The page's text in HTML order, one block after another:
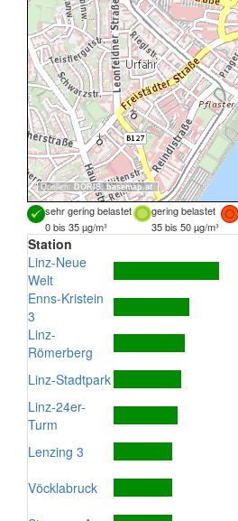
Quellen: DORIS,basemap.at
sehr gering belastet gering belastet
0 bis 35 µg/m³
35 bis 50 µg/m³
Station
Linz-Neue
Welt
Enns-Kristein
3
Linz-
Römerberg
Linz-Stadtpark
Linz-24er-
Turm
Lenzing 3
Vöcklabruck